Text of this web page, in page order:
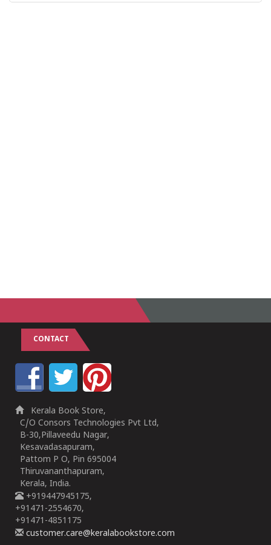
CONTACT
Kerala Book Store,
C/O Consors Technologies Pvt Ltd,
B-30,Pillaveedu Nagar,
Kesavadasapuram,
Pattom P O, Pin 695004
Thiruvananthapuram,
Kerala, India.
+919447945175,
+91471-2554670,
+91471-4851175
customer.care@keralabookstore.com